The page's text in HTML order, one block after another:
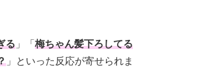
る 」「 梅ちゃん髪下ろしてる
」といった反応が寄せられま